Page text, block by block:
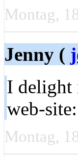
Montag,
Jenny (
I delight
web-site:
Montag,